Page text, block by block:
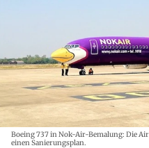
Boeing 737 in Nok-Air-Bemalung: Die
einen Sanierungsplan.